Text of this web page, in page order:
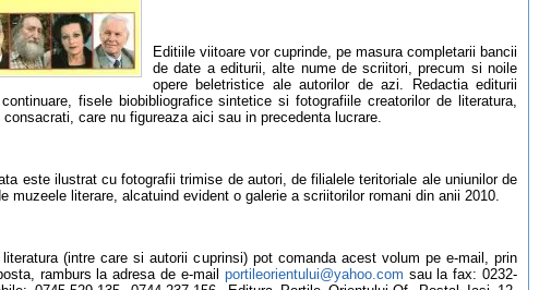
Editiile viitoare vor cuprinde, pe masura completarii bancii
de date a editurii, alte nume de scriitori, precum si noile
opere beletristice ale autorilor de azi. Redactia editurii
fisele biobibliografice sintetice si fotografiile creatorilor de literatura,
consacrati, care nu figureaza aici sau in precedenta lucrare.
este ilustrat cu fotografii trimise de autori, de filialele teritoriale ale uniunilor de
muzeele literare, alcatuind evident o galerie a scriitorilor romani din anii 2010.
literatura (intre care si autorii cuprinsi) pot comanda acest volum pe e-mail, prin
ramburs la adresa de e-mail portileorientului@yahoo.com sau la fax: 0232-